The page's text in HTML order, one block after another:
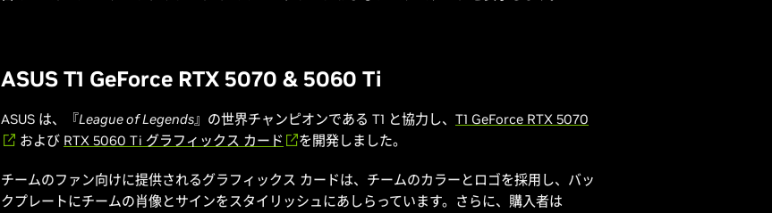
ASUS T1 GeForce RTX 5070 & 5060 Ti
ASUS は、『League of Legends』の世界チャンピオンである T1 と協力し、 T1 GeForce RTX 5070
および RTX 5060 Ti グラフィックス カード を開発しました。
チームのファン向けに提供されるグラフィックス カードは、チームのカラーとロゴを採用し、バッ
クプレートにチームの肖像とサインをスタイリッシュにあしらっています。さらに、購入者は